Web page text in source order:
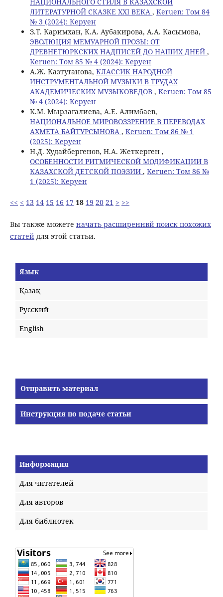
ЛИТЕРАТУРНОЙ СКАЗКЕ XXI ВЕКА , Keruen: Том 84
№ 3 (2024): Керуен
З.Т. Каримхан, К.А. Аубакирова, А.А. Касымова,
ЭВОЛЮЦИЯ МЕМУАРНОЙ ПРОЗЫ: ОТ
ДРЕВНЕТЮРКСКИХ НАДПИСЕЙ ДО НАШИХ ДНЕЙ ,
Keruen: Том 85 № 4 (2024): Керуен
А.Ж. Казтуганова, КЛАССИК НАРОДНОЙ
ИНСТРУМЕНТАЛЬНОЙ МУЗЫКИ В ТРУДАХ
АКАДЕМИЧЕСКИХ МУЗЫКОВЕДОВ , Keruen: Том 85
№ 4 (2024): Керуен
K.M. Мырзагалиева, А.Е. Алимбаев,
НАЦИОНАЛЬНОЕ МИРОВОЗЗРЕНИЕ В ПЕРЕВОДАХ
АХМЕТА БАЙТУРСЫНОВА , Keruen: Том 86 № 1
(2025): Керуен
Н.Д. Худайбергенов, Н.А. Жеткерген ,
ОСОБЕННОСТИ РИТМИЧЕСКОЙ МОДИФИКАЦИИ В
КАЗАХСКОЙ ДЕТСКОЙ ПОЭЗИИ , Keruen: Том 86 №
1 (2025): Керуен
<< < 13 14 15 16 17 18 19 20 21 > >>
Вы также можете начать расширеннвй поиск похожих
статейдля этой статьи.
Язык
Қазақ
Русский
English
Отправить материал
Инструкция по подаче статьи
Информация
Для читателей
Для авторов
Для библиотек